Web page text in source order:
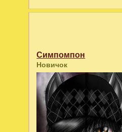
Симпомпон
Новичок